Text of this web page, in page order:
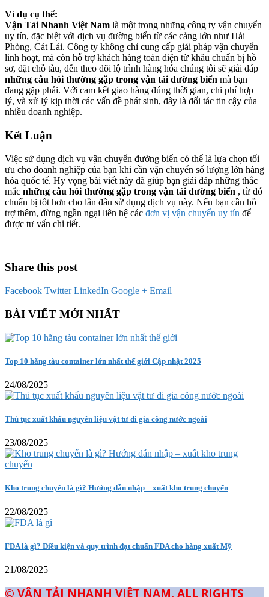
Ví dụ cụ thể:
Vận Tải Nhanh Việt Nam là một trong những công ty vận chuyển
uy tín, đặc biệt với dịch vụ đường biển từ các cảng lớn như Hải
Phòng, Cát Lái. Công ty không chỉ cung cấp giải pháp vận chuyển
linh hoạt, mà còn hỗ trợ khách hàng toàn diện từ khâu chuẩn bị hồ
sơ, đặt chỗ tàu, đến theo dõi lộ trình hàng hóa chúng tôi sẽ giải đáp
những câu hỏi thường gặp trong vận tải đường biển mà bạn
đang gặp phải. Với cam kết giao hàng đúng thời gian, chi phí hợp
lý, và xử lý kịp thời các vấn đề phát sinh, đây là đối tác tin cậy của
nhiều doanh nghiệp.
Kết Luận
Việc sử dụng dịch vụ vận chuyển đường biển có thể là lựa chọn tối
ưu cho doanh nghiệp của bạn khi cần vận chuyển số lượng lớn hàng
hóa quốc tế. Hy vọng bài viết này đã giúp bạn giải đáp những thắc
mắc những câu hỏi thường gặp trong vận tải đường biển , từ đó
chuẩn bị tốt hơn cho lần đầu sử dụng dịch vụ này. Nếu bạn cần hỗ
trợ thêm, đừng ngần ngại liên hệ các đơn vị vận chuyển uy tín để
được tư vấn chi tiết.
Share this post
Facebook Twitter LinkedIn Google + Email
BÀI VIẾT MỚI NHẤT
Top 10 hãng tàu container lớn nhất thế giới Cập nhật 2025
24/08/2025
Thủ tục xuất khẩu nguyên liệu vật tư đi gia công nước ngoài
23/08/2025
Kho trung chuyển là gì? Hướng dẫn nhập – xuất kho trung chuyển
22/08/2025
FDA là gì? Điều kiện và quy trình đạt chuẩn FDA cho hàng xuất Mỹ
21/08/2025
© VẬN TẢI NHANH VIỆT NAM. ALL RIGHTS